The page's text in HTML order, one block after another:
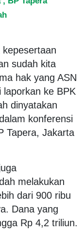
kepesertaan
sudah kita
hak yang ASN
ke BPK
dinyatakan
konferensi
Tapera, Jakarta
melakukan
dari 900 ribu
Dana yang
Rp 4,2 triliun.